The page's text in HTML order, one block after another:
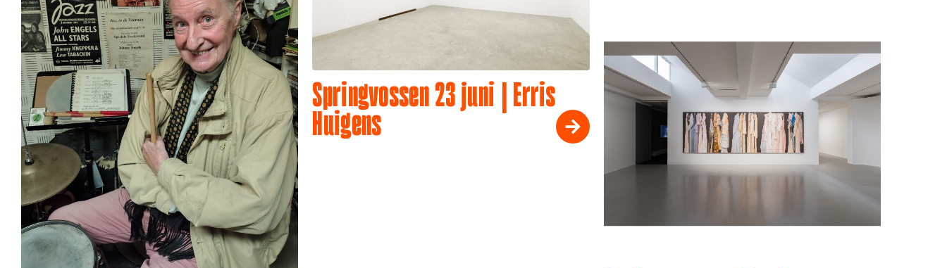
Springvossen 23 juni | Erris
Huigens